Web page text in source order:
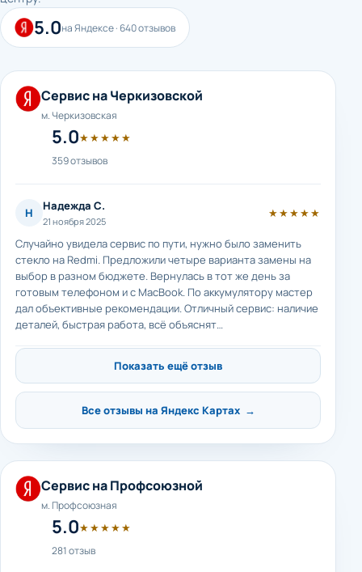
5.0на Яндексе · 640 отзывов
Сервис на Черкизовской
м. Черкизовская
5.0★★★★★
359 отзывов
Н Надежда С.
21 ноября 2025
★★★★★
Случайно увидела сервис по пути, нужно было заменить
стекло на Redmi. Предложили четыре варианта замены на
выбор в разном бюджете. Вернулась в тот же день за
готовым телефоном и с MacBook. По аккумулятору мастер
дал объективные рекомендации. Отличный сервис: наличие
деталей, быстрая работа, всё объяснят…
Показать ещё отзыв
Все отзывы на Яндекс Картах →
Сервис на Профсоюзной
м. Профсоюзная
5.0★★★★★
281 отзыв